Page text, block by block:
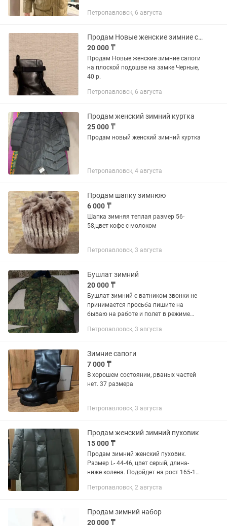
Петропавловск, 6 августа
Продам Новые женские зимние сапоги Черные, 40 р , на замке
20 000 ₸
Продам Новые женские зимние сапоги
на плоской подошве на замке Черные,
40 р.
Петропавловск, 6 августа
Продам женский зимний куртка
25 000 ₸
Продам новый женский зимний куртка
Петропавловск, 4 августа
Продам шапку зимнюю
6 000 ₸
Шапка зимняя теплая размер 56-
58,цвет кофе с молоком
Петропавловск, 3 августа
Бушлат зимний
20 000 ₸
Бушлат зимний с ватником звонки не
принимается просьба пишите на
бываю на работе и полет в режиме
Петропавловск, 3 августа
Зимние сапоги
7 000 ₸
В хорошем состоянии, рваных частей
нет. 37 размера
Петропавловск, 3 августа
Продам женский зимний пуховик
15 000 ₸
Продам зимний женский пуховик.
Размер L- 44-46, цвет серый, длина-
ниже колена. Подойдет на рост 165-170
резинки можно затягивать. Капюшон
Петропавловск, 2 августа
Продам зимний набор
20 000 ₸